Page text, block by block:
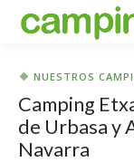
NUESTROS
Camping
de Urbasa y
Navarra